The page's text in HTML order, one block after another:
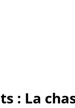
: La